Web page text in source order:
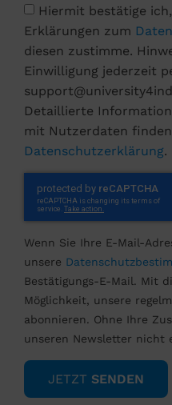
Hiermit bestätige
Erklärungen zum
diesen zustimme.
Einwilligung jederzeit
Detaillierte
mit Nutzerdaten
Datenschutzerklärung.
Wenn Sie Ihre E-Mail-
unsere
Bestätigungs-E-Mail. Mit
Möglichkeit, unsere
abonnieren. Ohne Ihre
unseren Newsletter nicht
JETZT SENDEN